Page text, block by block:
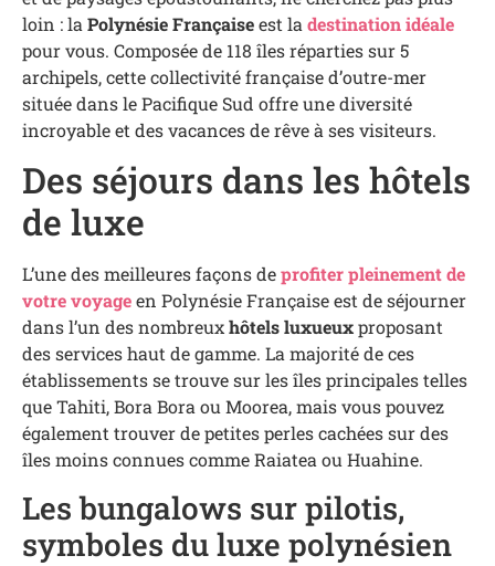
loin : la Polynésie Françaiseest la destination idéale
pour vous. Composée de 118 îles réparties sur 5
archipels, cette collectivité française d’outre-mer
située dans le Pacifique Sud offre une diversité
incroyable et des vacances de rêve à ses visiteurs.
Des séjours dans les hôtels
de luxe
L’une des meilleures façons deprofiter pleinement de
votre voyageen Polynésie Française est de séjourner
dans l’un des nombreuxhôtels luxueuxproposant
des services haut de gamme. La majorité de ces
établissements se trouve sur les îles principales telles
que Tahiti, Bora Bora ou Moorea, mais vous pouvez
également trouver de petites perles cachées sur des
îles moins connues comme Raiatea ou Huahine.
Les bungalows sur pilotis,
symboles du luxe polynésien